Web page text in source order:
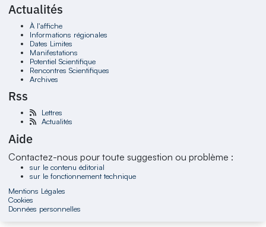
Actualités
À l'affiche
Informations régionales
Dates Limites
Manifestations
Potentiel Scientifique
Rencontres Scientifiques
Archives
Rss
Lettres
Actualités
Aide
Contactez-nous pour toute suggestion ou problème :
sur le contenu éditorial
sur le fonctionnement technique
Mentions Légales
Cookies
Données personnelles